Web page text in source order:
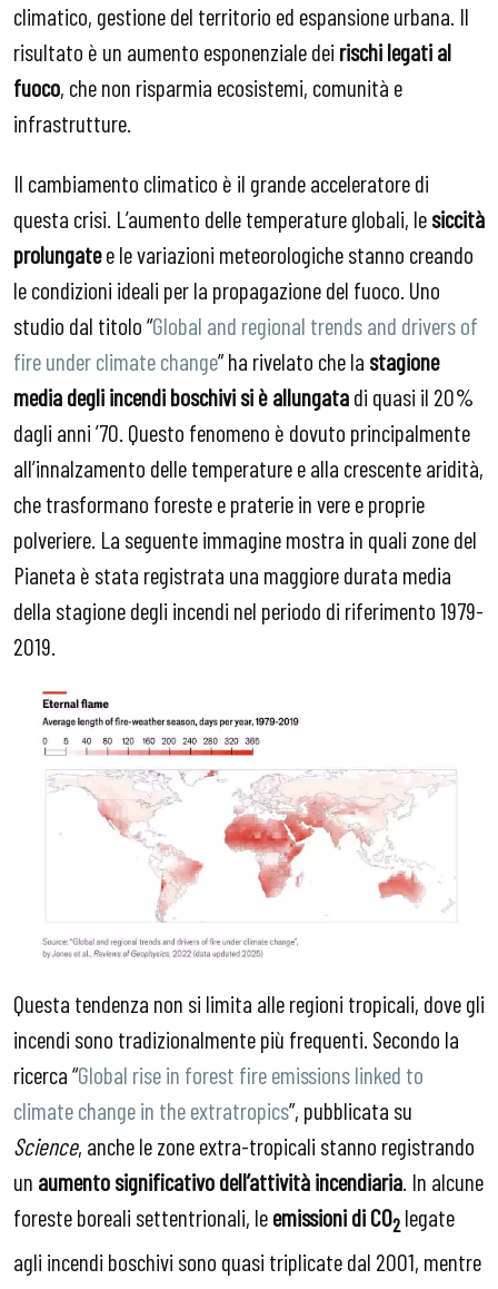
climatico, gestione del territorio ed espansione urbana. Il
risultato è un aumento esponenziale dei rischi legati al
fuoco, che non risparmia ecosistemi, comunità e
infrastrutture.
Il cambiamento climatico è il grande acceleratore di
questa crisi. L’aumento delle temperature globali, lesiccità
prolungatee le variazioni meteorologiche stanno creando
le condizioni ideali per la propagazione del fuoco. Uno
studio dal titolo “Global and regional trends and drivers of
fire under climate change” ha rivelato che la stagione
media degli incendi boschivi si è allungatadi quasi il 20%
dagli anni ’70. Questo fenomeno è dovuto principalmente
all’innalzamento delle temperature e alla crescente aridità,
che trasformano foreste e praterie in vere e proprie
polveriere. La seguente immagine mostra in quali zone del
Pianeta è stata registrata una maggiore durata media
della stagione degli incendi nel periodo di riferimento 1979-
2019.
Questa tendenza non si limita alle regioni tropicali, dove gli
incendi sono tradizionalmente più frequenti. Secondo la
ricerca “Global rise in forest fire emissions linked to
climate change in the extratropics”, pubblicata su
Science, anche le zone extra-tropicali stanno registrando
un aumento significativo dell’attività incendiaria. In alcune
foreste boreali settentrionali, leemissioni di CO2 legate
agli incendi boschivi sono quasi triplicate dal 2001, mentre